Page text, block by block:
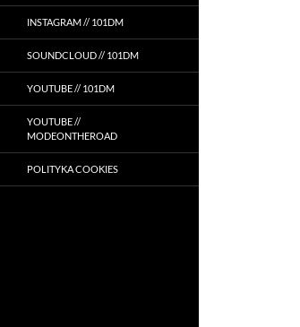
INSTAGRAM // 101DM
SOUNDCLOUD // 101DM
YOUTUBE // 101DM
YOUTUBE //
MODEONTHEROAD
POLITYKA COOKIES